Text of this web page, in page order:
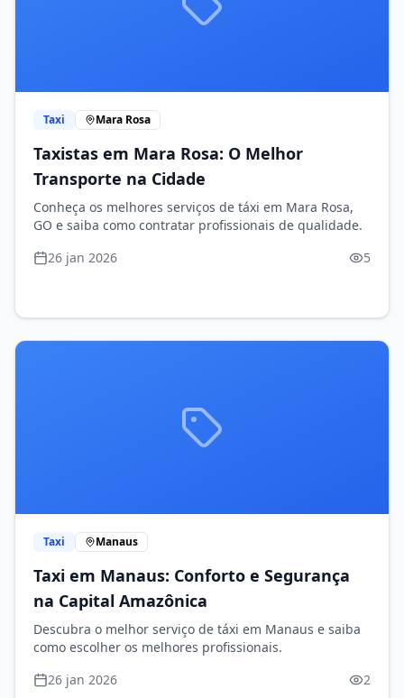
Taxi Mara Rosa
Taxistas em Mara Rosa: O Melhor
Transporte na Cidade
Conheça os melhores serviços de táxi em Mara Rosa,
GO e saiba como contratar profissionais de qualidade.
26 jan 2026
5
Taxi Manaus
Taxi em Manaus: Conforto e Segurança
na Capital Amazônica
Descubra o melhor serviço de táxi em Manaus e saiba
como escolher os melhores profissionais.
26 jan 2026
2